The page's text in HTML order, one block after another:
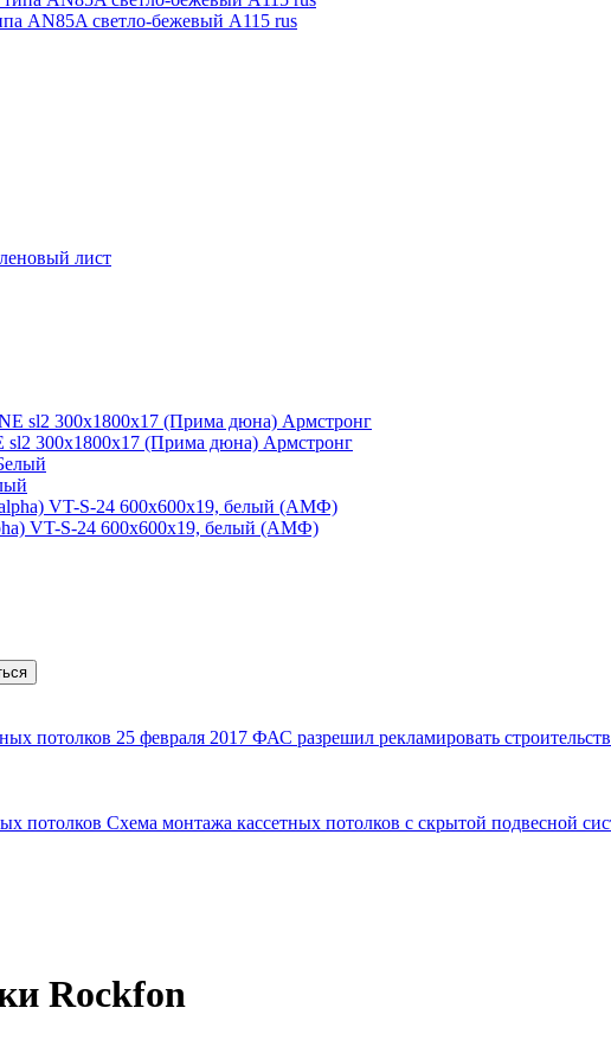
AN85A светло-бежевый А115 rus
лист
sl2 300x1800x17 (Прима дюна) Армстронг
VT-S-24 600x600x19, белый (АМФ)
потолков 25 февраля 2017 ФАС разрешил рекламировать
потолков Схема монтажа кассетных потолков с скрытой подвесной
Rockfon